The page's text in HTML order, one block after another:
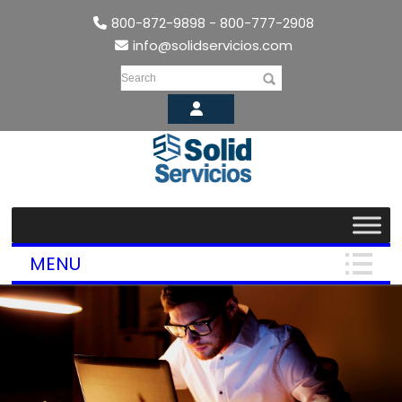
800-872-9898 - 800-777-2908
info@solidservicios.com
Search
MENU